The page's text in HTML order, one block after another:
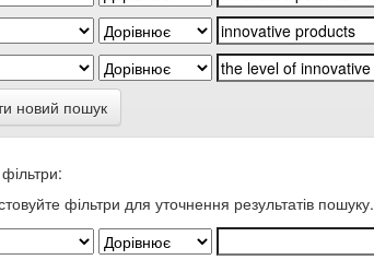
новий пошук
фільтри для уточнення результатів пошуку.